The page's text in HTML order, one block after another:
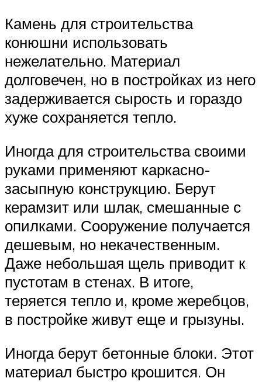
Камень для строительства
конюшни использовать
нежелательно. Материал
долговечен, но в постройках из него
задерживается сырость и гораздо
хуже сохраняется тепло.
Иногда для строительства своими
руками применяют каркасно-
засыпную конструкцию. Берут
керамзит или шлак, смешанные с
опилками. Сооружение получается
дешевым, но некачественным.
Даже небольшая щель приводит к
пустотам в стенах. В итоге,
теряется тепло и, кроме жеребцов,
в постройке живут еще и грызуны.
Иногда берут бетонные блоки. Этот
материал быстро крошится. Он